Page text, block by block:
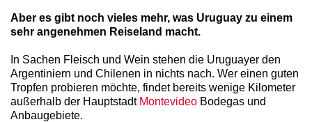
Aber es gibt noch vieles mehr, was Uruguay zu einem
sehr angenehmen Reiseland macht.
In Sachen Fleisch und Wein stehen die Uruguayer den
Argentiniern und Chilenen in nichts nach. Wer einen guten
Tropfen probieren möchte, findet bereits wenige Kilometer
außerhalb der Hauptstadt Montevideo Bodegas und
Anbaugebiete.